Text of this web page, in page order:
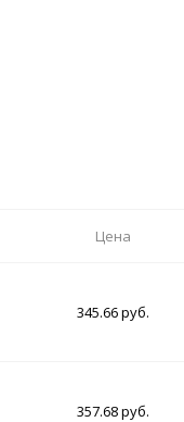
Цена
345.66 руб.
357.68 руб.